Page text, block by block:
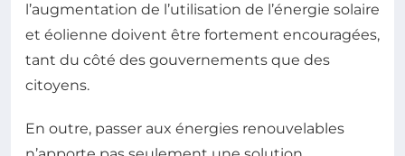
l’augmentation de l’utilisation de l’énergie solaire
et éolienne doivent être fortement encouragées,
tant du côté des gouvernements que des
citoyens.
En outre, passer aux énergies renouvelables